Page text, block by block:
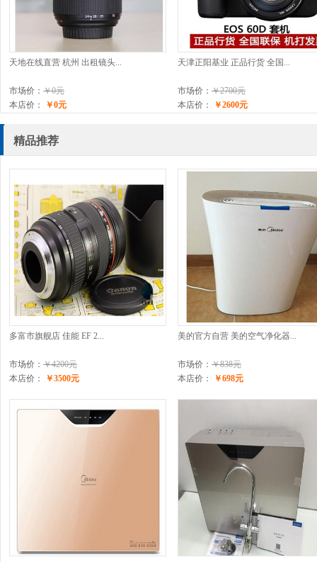
天地在线直营 杭州 出租镜头...
市场价： ￥0元
本店价：
￥0元
天津正阳基业 正品行货 全国...
市场价： ￥2700元
本店价：
￥2600元
精品推荐
多富市旗舰店 佳能 EF 2...
市场价： ￥4200元
本店价：
￥3500元
美的官方自营 美的空气净化器...
市场价： ￥838元
本店价：
￥698元